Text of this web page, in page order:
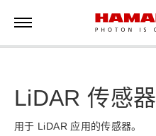
LiDAR 传感器
用于 LiDAR 应用的传感器。